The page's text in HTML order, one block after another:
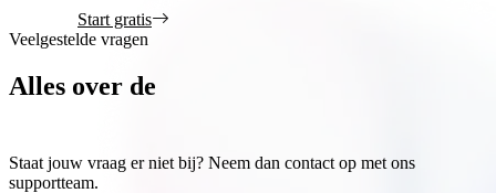
Start gratis
Veelgestelde vragen
Alles over de
Staat jouw vraag er niet bij? Neem dan contact op met ons
supportteam.